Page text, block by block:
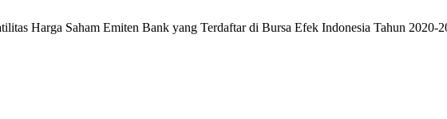
Harga Saham Emiten Bank yang Terdaftar di Bursa Efek Indonesia Tahun 2020-